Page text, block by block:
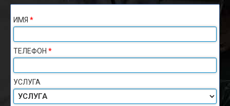
ИМЯ *
ТЕЛЕФОН *
УСЛУГА